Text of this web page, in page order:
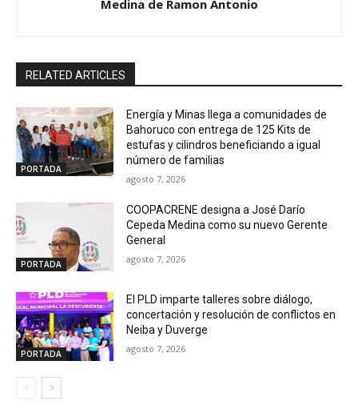
Medina de Ramon Antonio
RELATED ARTICLES
PORTADA
Energía y Minas llega a comunidades de
Bahoruco con entrega de 125 Kits de
estufas y cilindros beneficiando a igual
número de familias
agosto 7, 2026
PORTADA
COOPACRENE designa a José Darío
Cepeda Medina como su nuevo Gerente
General
agosto 7, 2026
PORTADA
El PLD imparte talleres sobre diálogo,
concertación y resolución de conflictos en
Neiba y Duverge
agosto 7, 2026